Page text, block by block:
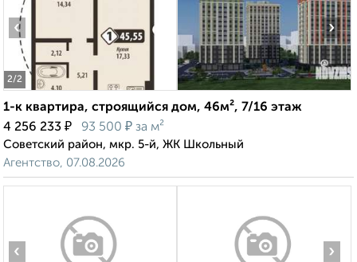
2/2
‹ ›
1-к квартира, строящийся дом, 46м², 7/16 этаж
4 256 233 ₽ 93 500 ₽ за м²
Советский район, мкр. 5-й, ЖК Школьный
Агентство, 07.08.2026
‹ ›